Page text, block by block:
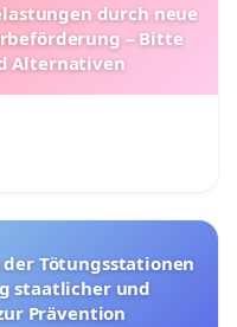
durch neue
– Bitte
Alternativen
staatlicher und
Prävention